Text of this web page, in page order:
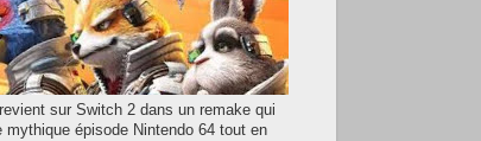
revient sur Switch 2 dans un remake qui
mythique épisode Nintendo 64 tout en